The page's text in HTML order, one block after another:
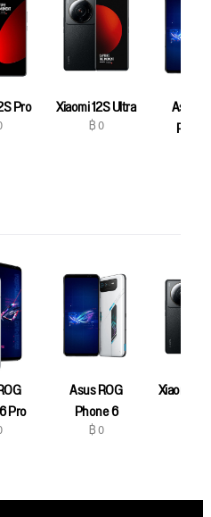
Pro Xiaomi 12S Ultra
฿ 0
Asus
Pro
Asus ROG
Phone 6
฿ 0
Xiaomi